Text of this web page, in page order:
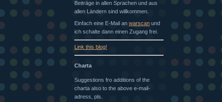
Beiträge in allen Sprachen und aus
allen Ländern sind willkommen.
Einfach eine E-Mail an warscan und
ich schalte dann einen Zugang frei.
Link this blog!
Charta
Suggestions fro additions of the
charta also to the above e-mail-
adress, pls.